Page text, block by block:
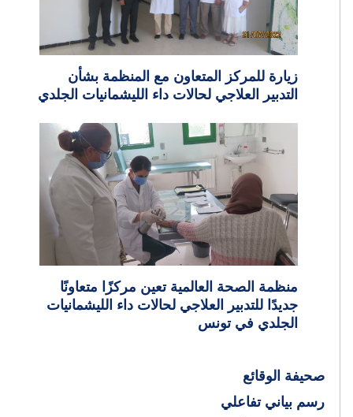
زيارة للمركز المتعاون مع المنظمة بشأن
التدبير العلاجي لحالات داء الليشمانيات الجلدي
منظمة الصحة العالمية تعين مركزًا متعاونًا
جديدًا للتدبير العلاجي لحالات داء الليشمانيات
الجلدي في تونس
صحيفة الوقائع
رسم بياني تفاعلي